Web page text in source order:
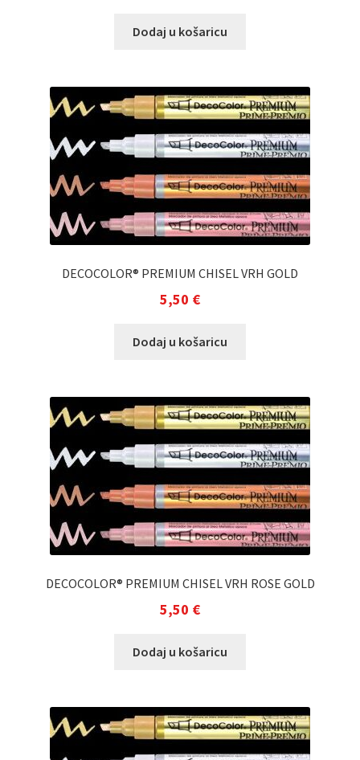
Dodaj u košaricu
DECOCOLOR® PREMIUM CHISEL VRH GOLD
5,50 €
Dodaj u košaricu
DECOCOLOR® PREMIUM CHISEL VRH ROSE GOLD
5,50 €
Dodaj u košaricu